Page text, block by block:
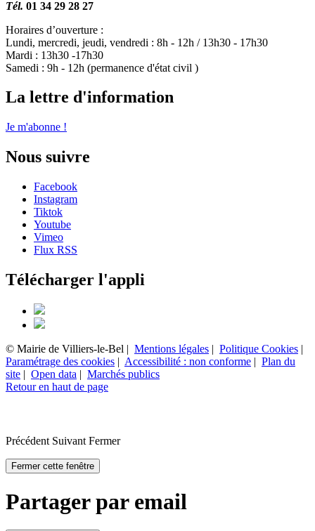
Tél. 01 34 29 28 27
Horaires d’ouverture :
Lundi, mercredi, jeudi, vendredi : 8h - 12h / 13h30 - 17h30
Mardi : 13h30 -17h30
Samedi : 9h - 12h (permanence d'état civil )
La lettre d'information
Je m'abonne !
Nous suivre
Facebook
Instagram
Tiktok
Youtube
Vimeo
Flux RSS
Télécharger l'appli
© Mairie de Villiers-le-Bel | Mentions légales | Politique Cookies |
Paramétrage des cookies | Accessibilité : non conforme | Plan du
site | Open data | Marchés publics
Retour en haut de page
Précédent Suivant Fermer
Fermer cette fenêtre
Partager par email